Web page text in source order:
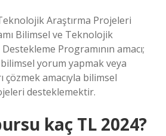
Araştırma Projeleri
Bilimsel ve Teknolojik
Programının amacı;
yorum yapmak veya
amacıyla bilimsel
desteklemektir.
kaç TL 2024?